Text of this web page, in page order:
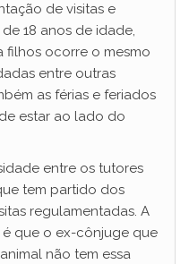
de visitas e
18 anos de idade,
ocorre o mesmo
entre outras
as férias e feriados
estar ao lado do
entre os tutores
tem partido dos
regulamentadas. A
é que o ex-cônjuge que
não tem essa